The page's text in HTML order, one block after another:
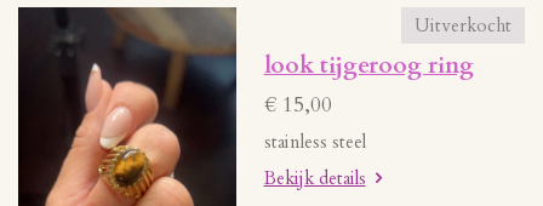
Uitverkocht
look tijgeroog ring
€ 15,00
stainless steel
Bekijk details